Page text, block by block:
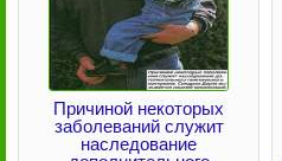
Причиной некоторых
заболеваний служит
наследование